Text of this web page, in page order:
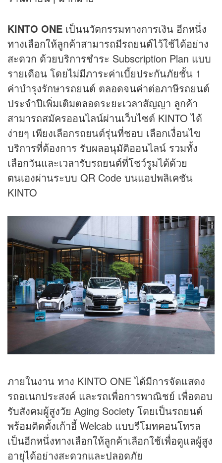
KINTO ONE เป็นนวัตกรรมทางการเงิน อีกหนึ่ง
ทางเลือกให้ลูกค้าสามารถมีรถยนต์ไว้ใช้ได้อย่าง
สะดวก ด้วยบริการชำระ Subscription Plan แบบ
รายเดือน โดยไม่มีภาระค่าเบี้ยประกันภัยชั้น 1
ค่าบำรุงรักษารถยนต์ ตลอดจนค่าต่อภาษีรถยนต์
ประจำปีเพิ่มเติมตลอดระยะเวลาสัญญา ลูกค้า
สามารถสมัครออนไลน์ผ่านเว็บไซต์ KINTO ได้
ง่ายๆ เพียงเลือกรถยนต์รุ่นที่ชอบ เลือกเงื่อนไข
บริการที่ต้องการ รับผลอนุมัติออนไลน์ รวมทั้ง
เลือกวันและเวลารับรถยนต์ที่โชว์รูมได้ด้วย
ตนเองผ่านระบบ QR Code บนแอปพลิเคชัน
KINTO
ภายในงาน ทาง KINTO ONE ได้มีการจัดแสดง
รถอเนกประสงค์ และรถเพื่อการพาณิชย์ เพื่อตอบ
รับสังคมผู้สูงวัย Aging Society โดยเป็นรถยนต์
พร้อมติดตั้งเก้าอี้ Welcab แบบรีโมทคอนโทรล
เป็นอีกหนึ่งทางเลือกให้ลูกค้าเลือกใช้เพื่อดูแลผู้สูง
อายุได้อย่างสะดวกและปลอดภัย